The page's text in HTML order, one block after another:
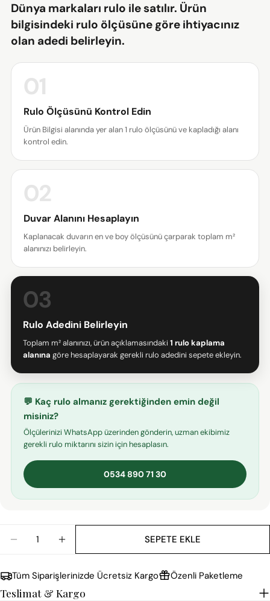
Dünya markaları rulo ile satılır. Ürün
bilgisindeki rulo ölçüsüne göre ihtiyacınız
olan adedi belirleyin.
01
Rulo Ölçüsünü Kontrol Edin
Ürün Bilgisi alanında yer alan 1 rulo ölçüsünü ve kapladığı alanı
kontrol edin.
02
Duvar Alanını Hesaplayın
Kaplanacak duvarın en ve boy ölçüsünü çarparak toplam m²
alanınızı belirleyin.
03
Rulo Adedini Belirleyin
Toplam m² alanınızı, ürün açıklamasındaki 1 rulo kaplama
alanına göre hesaplayarak gerekli rulo adedini sepete ekleyin.
💬 Kaç rulo almanız gerektiğinden emin değil
misiniz?
Ölçülerinizi WhatsApp üzerinden gönderin, uzman ekibimiz
gerekli rulo miktarını sizin için hesaplasın.
0534 890 71 30
DOLCE GABBANA KOLEKSIYONU ZEBRA DESEN
DOLCE GABBANA KOLEKSIYONU
SEPETE EKLE
Tüm Siparişlerinizde Ücretsiz Kargo Özenli Paketleme
Teslimat & Kargo
Bu ürünü paylaş
Paylaş
Facebook'ta
Paylaş
X'te
paylaş
Pinterest'teki
Bir soru sor
Adınız
adresiniz
Telefonunuz
Mesajın
* işaretli alanların doldurulması zorunludur.